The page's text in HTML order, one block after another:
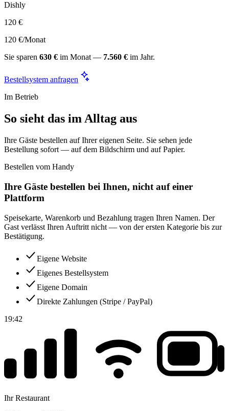
Dishly
120 €
120 €/Monat
Sie sparen 630 € im Monat — 7.560 € im Jahr.
Bestellsystem anfragen
Im Betrieb
So sieht das im Alltag aus
Ihre Gäste bestellen auf Ihrer eigenen Seite. Sie sehen jede
Bestellung sofort — auf dem Bildschirm und auf Papier.
Bestellen vom Handy
Ihre Gäste bestellen bei Ihnen, nicht auf einer
Plattform
Speisekarte, Warenkorb und Bezahlung tragen Ihren Namen. Der
Gast verlässt Ihren Auftritt nicht — von der ersten Kategorie bis zur
Bestätigung.
Eigene Website
Eigenes Bestellsystem
Eigene Domain
Direkte Zahlungen (Stripe / PayPal)
19:42
Ihr Restaurant